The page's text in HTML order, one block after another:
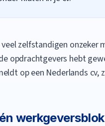
zelfstandigen onzeker
opdrachtgevers hebt
op een Nederlands
werkgeversblok